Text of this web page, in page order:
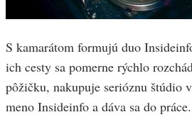
S kamarátom formujú duo
ich cesty sa pomerne rýchlo
pôžičku, nakupuje serióznu štúdio
meno Insideinfo a dáva sa do